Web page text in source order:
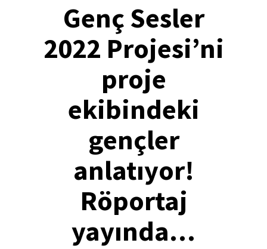
Genç Sesler
2022 Projesi’ni
proje
ekibindeki
gençler
anlatıyor!
Röportaj
yayında…